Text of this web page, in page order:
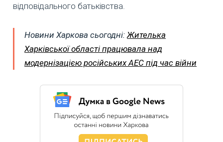
відповідального батьківства.
Новини Харкова сьогодні: Жителька
Харківської області працювала над
модернізацією російських АЕС під час війни